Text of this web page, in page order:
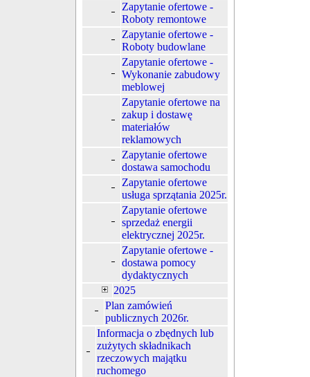
Zapytanie ofertowe -
Roboty remontowe
Zapytanie ofertowe -
Roboty budowlane
Zapytanie ofertowe -
Wykonanie zabudowy
meblowej
Zapytanie ofertowe na
zakup i dostawę
materiałów
reklamowych
Zapytanie ofertowe
dostawa samochodu
Zapytanie ofertowe
usługa sprzątania 2025r.
Zapytanie ofertowe
sprzedaż energii
elektrycznej 2025r.
Zapytanie ofertowe -
dostawa pomocy
dydaktycznych
2025
Plan zamówień
publicznych 2026r.
Informacja o zbędnych lub
zużytych składnikach
rzeczowych majątku
ruchomego